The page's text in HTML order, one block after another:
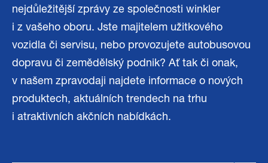
nejdůležitější zprávy ze společnosti winkler
i z vašeho oboru. Jste majitelem užitkového
vozidla či servisu, nebo provozujete autobusovou
dopravu či zemědělský podnik? Ať tak či onak,
v našem zpravodaji najdete informace o nových
produktech, aktuálních trendech na trhu
i atraktivních akčních nabídkách.